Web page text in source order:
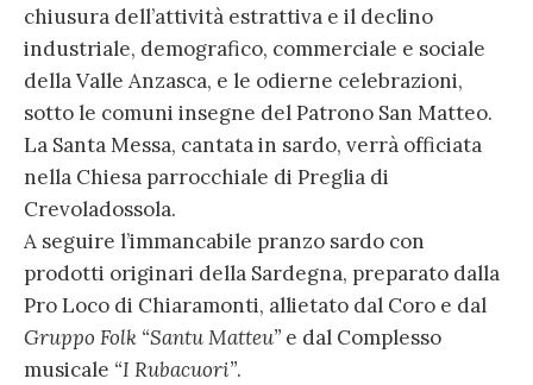
chiusura dell’attività estrattiva e il declino
industriale, demografico, commerciale e sociale
della Valle Anzasca, e le odierne celebrazioni,
sotto le comuni insegne del Patrono San Matteo.
La Santa Messa, cantata in sardo, verrà officiata
nella Chiesa parrocchiale di Preglia di
Crevoladossola.
A seguire l’immancabile pranzo sardo con
prodotti originari della Sardegna, preparato dalla
Pro Loco di Chiaramonti, allietato dal Coro e dal
Gruppo Folk “Santu Matteu” e dal Complesso
musicale “I Rubacuori”.